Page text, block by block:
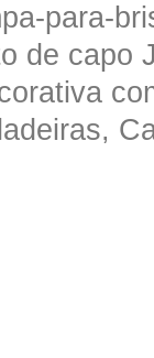
para-
de